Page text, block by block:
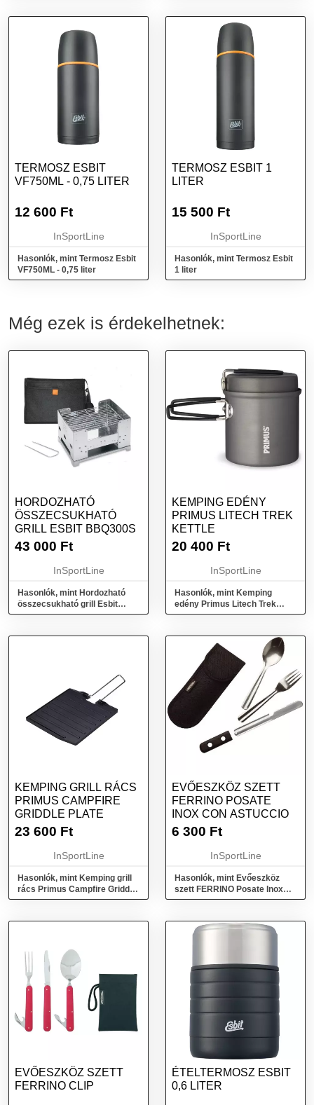
TERMOSZ ESBIT
VF750ML - 0,75 LITER
12 600 Ft
InSportLine
Hasonlók, mint Termosz Esbit
VF750ML - 0,75 liter
TERMOSZ ESBIT 1
LITER
15 500 Ft
InSportLine
Hasonlók, mint Termosz Esbit
1 liter
Még ezek is érdekelhetnek:
HORDOZHATÓ
ÖSSZECSUKHATÓ
GRILL ESBIT BBQ300S
43 000 Ft
InSportLine
Hasonlók, mint Hordozható
összecsukható grill Esbit
BBQ300S
KEMPING EDÉNY
PRIMUS LITECH TREK
KETTLE
20 400 Ft
InSportLine
Hasonlók, mint Kemping
edény Primus Litech Trek
Kettle
KEMPING GRILL RÁCS
PRIMUS CAMPFIRE
GRIDDLE PLATE
23 600 Ft
InSportLine
Hasonlók, mint Kemping grill
rács Primus Campfire Griddle
Plate
EVŐESZKÖZ SZETT
FERRINO POSATE
INOX CON ASTUCCIO
6 300 Ft
InSportLine
Hasonlók, mint Evőeszköz
szett FERRINO Posate Inox
con Astuccio
EVŐESZKÖZ SZETT
FERRINO CLIP
ÉTELTERMOSZ ESBIT
0,6 LITER